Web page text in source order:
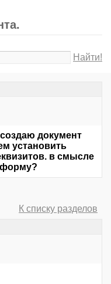
Найти!
документ
установить
в смысле
форму?
К списку разделов